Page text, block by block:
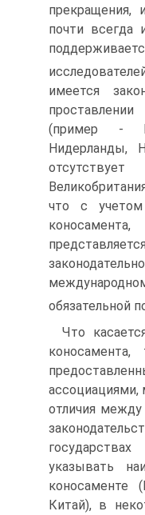
прекращения,
почти всегда
имеется
(пример -
Нидерланды,
что с учетом
обязательной
Что
отличия
указывать
коносаменте
Китай), в